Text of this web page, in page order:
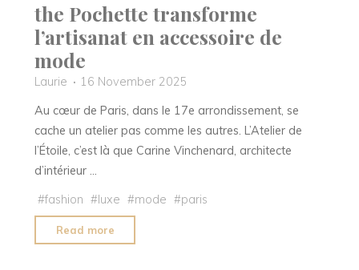
the Pochette transforme
l’artisanat en accessoire de
mode
Laurie
16 November 2025
Au cœur de Paris, dans le 17e arrondissement, se
cache un atelier pas comme les autres. L’Atelier de
l’Étoile, c’est là que Carine Vinchenard, architecte
d’intérieur …
#fashion #luxe #mode #paris
Read more
Pochette